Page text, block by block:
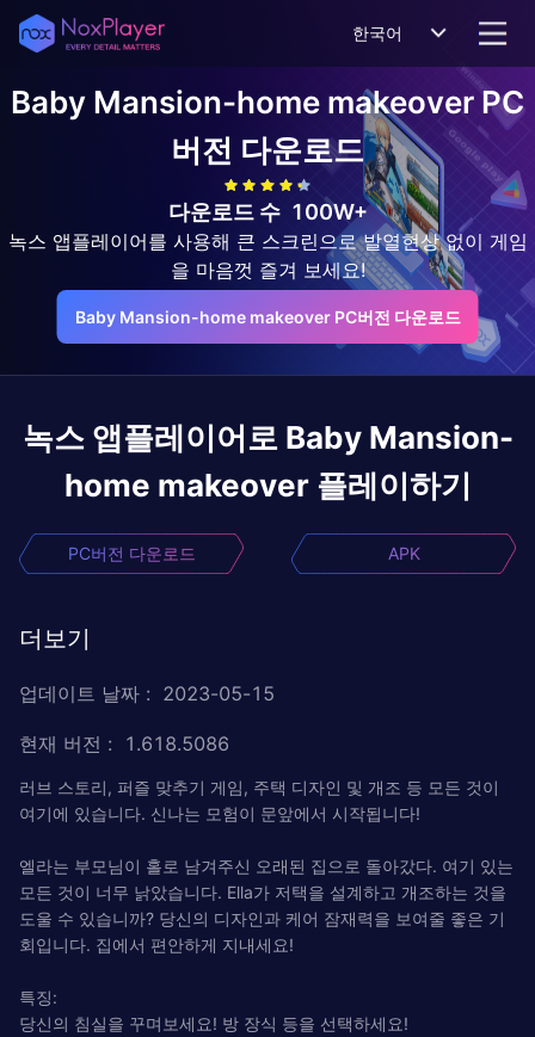
한국어
Baby Mansion-home makeoverPC
버전 다운로드
다운로드 수 100W+
녹스 앱플레이어를 사용해 큰 스크린으로 발열현상 없이 게임
을 마음껏 즐겨 보세요!
Baby Mansion-home makeover PC버전 다운로드
녹스 앱플레이어로 Baby Mansion-
home makeover 플레이하기
PC버전 다운로드 APK
더보기
업데이트 날짜 : 2023-05-15
현재 버전 : 1.618.5086
러브 스토리, 퍼즐 맞추기 게임, 주택 디자인 및 개조 등 모든 것이
여기에 있습니다. 신나는 모험이 문앞에서 시작됩니다!
엘라는 부모님이 홀로 남겨주신 오래된 집으로 돌아갔다. 여기 있는
모든 것이 너무 낡았습니다. Ella가 저택을 설계하고 개조하는 것을
도울 수 있습니까? 당신의 디자인과 케어 잠재력을 보여줄 좋은 기
회입니다. 집에서 편안하게 지내세요!
특징:
당신의 침실을 꾸며보세요! 방 장식 등을 선택하세요!